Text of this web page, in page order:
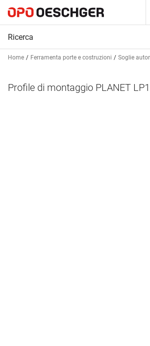
Home Ferramenta porte e costruzioni Soglie
Profile di montaggio PLANET LP1